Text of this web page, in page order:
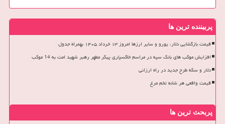
پربیننده ترین ها
قیمت بازگشایی دلار، یورو و سایر ارزها امروز ۱۳ خرداد ۱۴۰۵ بهمراه جدول
افزایش موکب های بانک سپه در مراسم خاکسپاری پیکر مطهر رهبر شهید امت به 14 موکب
دلار و سکه طرح جدید در راه ارزانی
قیمت واقعی هر شانه تخم مرغ
پربحث ترین ها